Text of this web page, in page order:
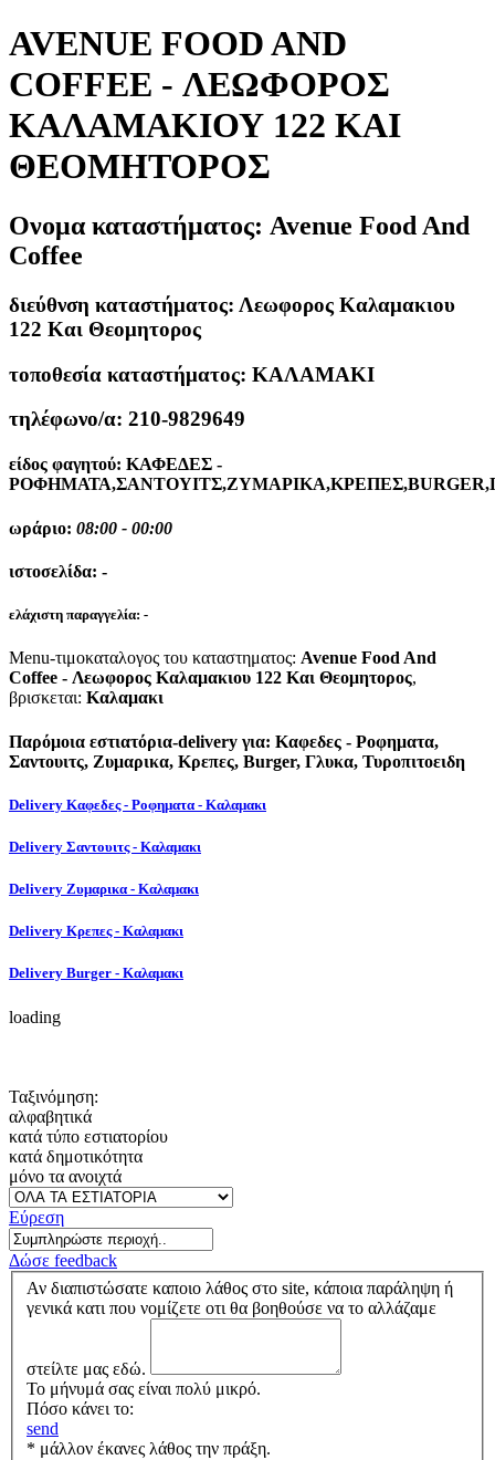
AVENUE FOOD AND
COFFEE - ΛΕΩΦΟΡΟΣ
ΚΑΛΑΜΑΚΙΟΥ 122 ΚΑΙ
ΘΕΟΜΗΤΟΡΟΣ
Ονομα καταστήματος: Avenue Food And
Coffee
διεύθνση καταστήματος: Λεωφορος Καλαμακιου
122 Και Θεομητορος
τοποθεσία καταστήματος: ΚΑΛΑΜΑΚΙ
τηλέφωνο/α: 210-9829649
είδος φαγητού: ΚΑΦΕΔΕΣ -
ωράριο: 08:00 - 00:00
ιστοσελίδα: -
ελάχιστη παραγγελία: -
Menu-τιμοκαταλογος του καταστηματος: Avenue Food And
Coffee - Λεωφορος Καλαμακιου 122 Και Θεομητορος,
βρισκεται: Καλαμακι
Παρόμοια εστιατόρια-delivery για: Καφεδες - Ροφηματα,
Σαντουιτς, Ζυμαρικα, Κρεπες, Burger, Γλυκα, Τυροπιτοειδη
Delivery Καφεδες - Ροφηματα - Καλαμακι
Delivery Σαντουιτς - Καλαμακι
Delivery Ζυμαρικα - Καλαμακι
Delivery Κρεπες - Καλαμακι
Delivery Burger - Καλαμακι
loading
Ταξινόμηση:
αλφαβητικά
κατά τύπο εστιατορίου
κατά δημοτικότητα
μόνο τα ανοιχτά
Εύρεση
Δώσε feedback
Αν διαπιστώσατε καποιο λάθος στο site, κάποια παράληψη ή
γενικά κατι που νομίζετε οτι θα βοηθούσε να το αλλάζαμε
στείλτε μας εδώ.
Το μήνυμά σας είναι πολύ μικρό.
Πόσο κάνει το:
send
* μάλλον έκανες λάθος την πράξη.